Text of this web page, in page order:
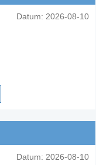
Datum: 2026-08-10
Datum: 2026-08-10